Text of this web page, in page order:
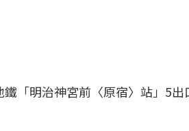
「明治神宮前〈原宿〉站」5出